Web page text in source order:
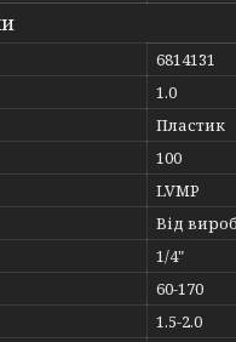
6814131
1.0
Пластик
100
LVMP
Від
1/4"
60-170
1.5-2.0